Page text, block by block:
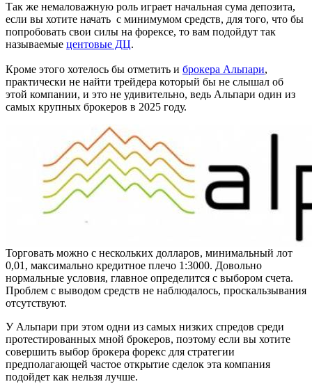
Так же немаловажную роль играет начальная сума депозита,
если вы хотите начать с минимумом средств, для того, что бы
попробовать свои силы на форексе, то вам подойдут так
называемые центовые ДЦ.
Кроме этого хотелось бы отметить и брокера Альпари,
практически не найти трейдера который бы не слышал об
этой компании, и это не удивительно, ведь Альпари один из
самых крупных брокеров в 2025 году.
Торговать можно с нескольких долларов, минимальный лот
0,01, максимально кредитное плечо 1:3000. Довольно
нормальные условия, главное определится с выбором счета.
Проблем с выводом средств не наблюдалось, проскальзывания
отсутствуют.
У Альпари при этом одни из самых низких спредов среди
протестированных мной брокеров, поэтому если вы хотите
совершить выбор брокера форекс для стратегии
предполагающей частое открытие сделок эта компания
подойдет как нельзя лучше.